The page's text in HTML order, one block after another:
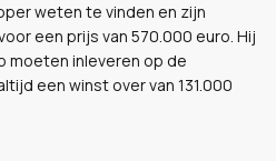
weten te vinden en zijn
een prijs van 570.000 euro. Hij
moeten inleveren op de
een winst over van 131.000